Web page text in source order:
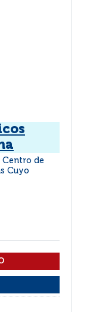
Centro de
Cuyo